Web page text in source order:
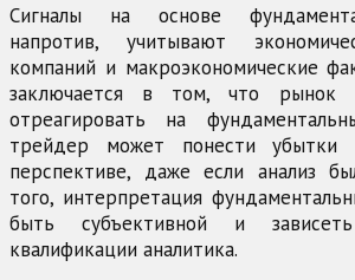
Сигналы на основе
напротив, учитывают
компаний и макроэкономические
заключается в том, что рынок
отреагировать на
трейдер может понести убытки
перспективе, даже если анализ
того, интерпретация
быть субъективной и
квалификации аналитика.